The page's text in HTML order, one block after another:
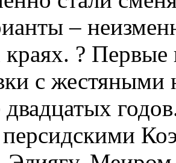
–
? Первые
с жестяными
двадцатых